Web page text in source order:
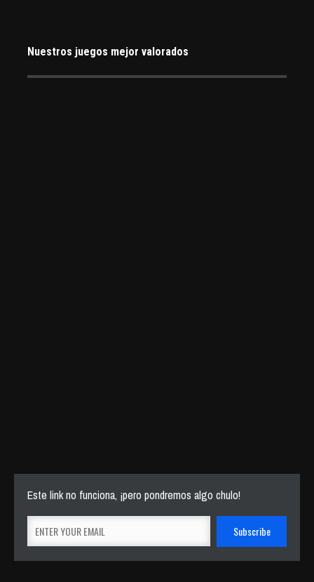
Nuestros juegos mejor valorados
Este link no funciona, ¡pero pondremos algo chulo!